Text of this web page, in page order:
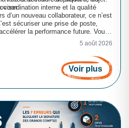
coordination interne et la qualité
d’un nouveau collaborateur, ce n’est
sécuriser une prise de poste,
la performance future. Vous
vos outils et vos résultats ?
vous faites entrer les nouveaux.
se joue, bien avant les KPI de
5 août 2026
Voir plus